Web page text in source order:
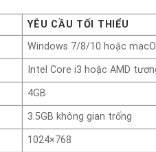
YÊU CẦU TỐI THIỂU
Windows 7/8/10 hoặc
Intel Core i3 hoặc AMD
4GB
3.5GB không gian trống
1024×768